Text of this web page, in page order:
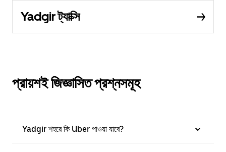
Yadgir ট্যাক্সি
প্রায়শই জিজ্ঞাসিত প্রশ্নসমূহ
Yadgir শহরে কি Uber পাওয়া যাবে?